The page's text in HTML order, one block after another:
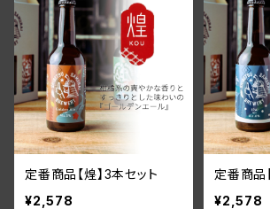
定番商品【煌】3本セット
¥2,578
定番商品
¥2,578